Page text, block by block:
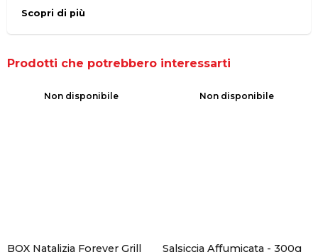
Scopri di più
Prodotti che potrebbero interessarti
Non disponibile
BOX Natalizia Forever Grill
Non disponibile
Salsiccia Affumicata - 300g